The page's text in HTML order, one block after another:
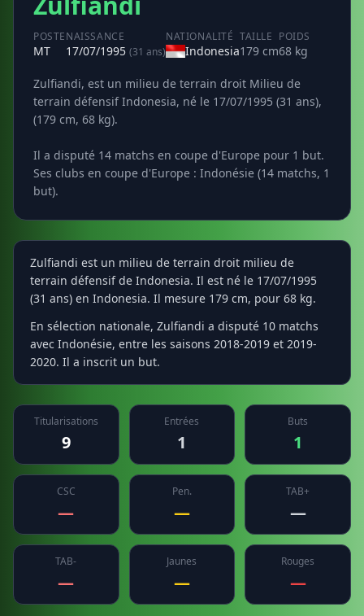
POSTE
MT
NAISSANCE
17/07/1995 (31 ans)
NATIONALITÉ
Indonesia
TAILLE
179 cm
POIDS
68 kg
Zulfiandi, est un milieu de terrain droit Milieu de
terrain défensif Indonesia, né le 17/07/1995 (31 ans),
(179 cm, 68 kg).
Il a disputé 14 matchs en coupe d'Europe pour 1 but.
Ses clubs en coupe d'Europe : Indonésie (14 matchs, 1
but).
Zulfiandi est un milieu de terrain droit milieu de
terrain défensif de Indonesia. Il est né le 17/07/1995
(31 ans) en Indonesia. Il mesure 179 cm, pour 68 kg.
En sélection nationale, Zulfiandi a disputé 10 matchs
avec Indonésie, entre les saisons 2018-2019 et 2019-
2020. Il a inscrit un but.
Titularisations
9
Entrées
1
Buts
1
CSC
—
Pen.
—
TAB+
—
TAB-
—
Jaunes
—
Rouges
—